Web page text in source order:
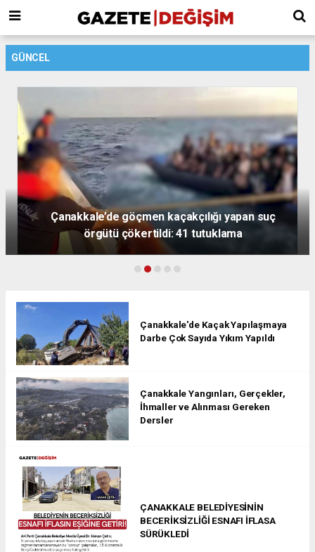
GÜNCEL
Çanakkale’de göçmen kaçakçılığı yapan suç
örgütü çökertildi: 41 tutuklama
Çanakkale'de Kaçak Yapılaşmaya
Darbe Çok Sayıda Yıkım Yapıldı
Çanakkale Yangınları, Gerçekler,
İhmaller ve Alınması Gereken
Dersler
ÇANAKKALE BELEDİYESİNİN
BECERİKSİZLİĞİ ESNAFI İFLASA
SÜRÜKLEDİ